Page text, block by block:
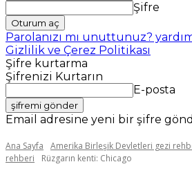
Şifre
Parolanızı mı unuttunuz?
Gizlilik ve Çerez Politikası
Şifre kurtarma
Şifrenizi Kurtarın
E-posta
Email adresine yeni bir şifre
Ana Sayfa Amerika Birleşik Devletleri gezi
rehberi
Rüzgarın kenti: Chicago